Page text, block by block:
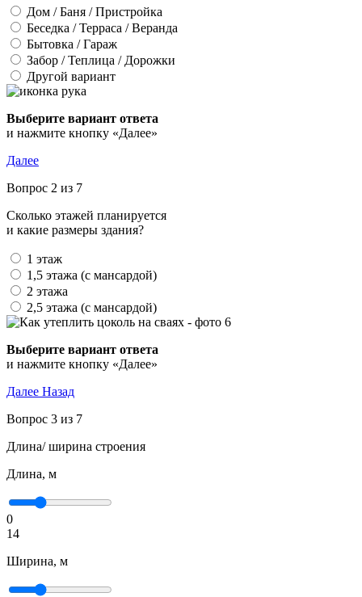
Дом / Баня / Пристройка
Беседка / Терраса / Веранда
Бытовка / Гараж
Забор / Теплица / Дорожки
Другой вариант
Выберите вариант ответа
и нажмите кнопку «Далее»
Далее
Вопрос 2 из 7
Сколько этажей планируется
и какие размеры здания?
1 этаж
1,5 этажа (с мансардой)
2 этажа
2,5 этажа (с мансардой)
Выберите вариант ответа
и нажмите кнопку «Далее»
Далее Назад
Вопрос 3 из 7
Длина/ ширина строения
Длина, м
0
14
Ширина, м